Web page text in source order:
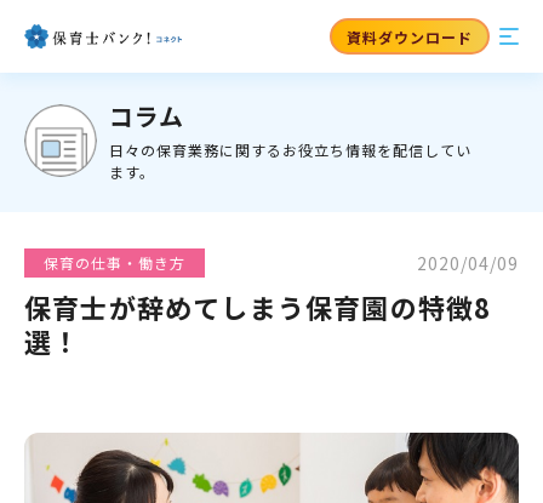
資料ダウンロード
コラム
日々の保育業務に関するお役立ち情報を配信してい
ます。
保育の仕事・働き方 2020/04/09
保育士が辞めてしまう保育園の特徴8
選！